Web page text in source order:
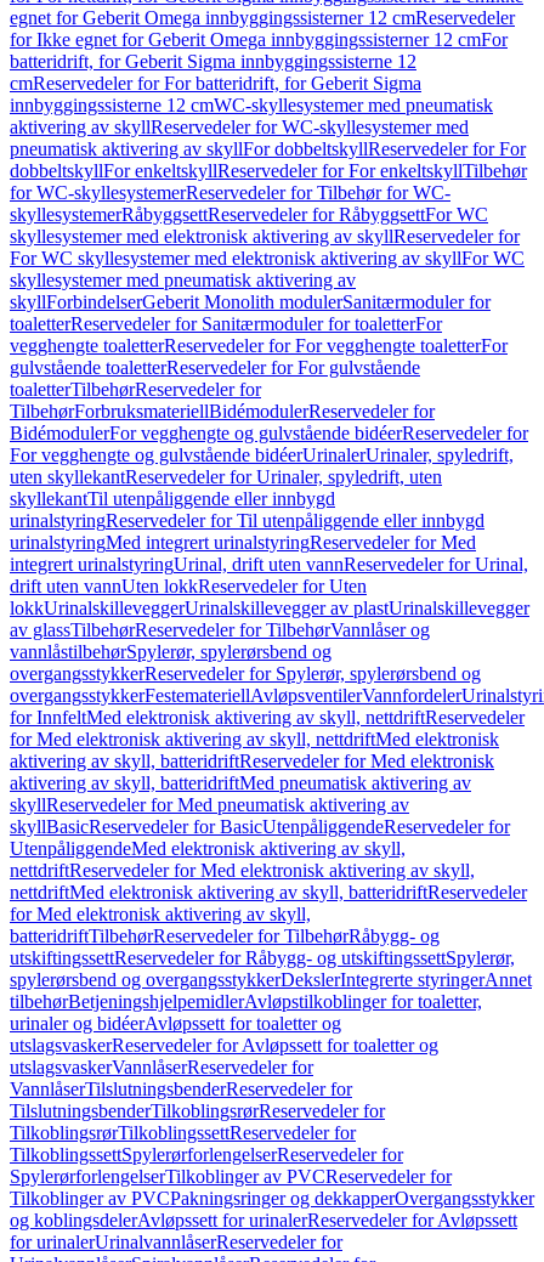
egnet for Geberit Omega innbyggingssisterner 12 cmReservedeler
for Ikke egnet for Geberit Omega innbyggingssisterner 12 cmFor
batteridrift, for Geberit Sigma innbyggingssisterne 12
cmReservedeler for For batteridrift, for Geberit Sigma
innbyggingssisterne 12 cmWC-skyllesystemer med pneumatisk
aktivering av skyllReservedeler for WC-skyllesystemer med
pneumatisk aktivering av skyllFor dobbeltskyllReservedeler for For
dobbeltskyllFor enkeltskyllReservedeler for For enkeltskyllTilbehør
for WC-skyllesystemerReservedeler for Tilbehør for WC-
skyllesystemerRåbyggsettReservedeler for RåbyggsettFor WC
skyllesystemer med elektronisk aktivering av skyllReservedeler for
For WC skyllesystemer med elektronisk aktivering av skyllFor WC
skyllesystemer med pneumatisk aktivering av
skyllForbindelserGeberit Monolith modulerSanitærmoduler for
toaletterReservedeler for Sanitærmoduler for toaletterFor
vegghengte toaletterReservedeler for For vegghengte toaletterFor
gulvstående toaletterReservedeler for For gulvstående
toaletterTilbehørReservedeler for
TilbehørForbruksmateriellBidémodulerReservedeler for
BidémodulerFor vegghengte og gulvstående bidéerReservedeler for
For vegghengte og gulvstående bidéerUrinalerUrinaler, spyledrift,
uten skyllekantReservedeler for Urinaler, spyledrift, uten
skyllekantTil utenpåliggende eller innbygd
urinalstyringReservedeler for Til utenpåliggende eller innbygd
urinalstyringMed integrert urinalstyringReservedeler for Med
integrert urinalstyringUrinal, drift uten vannReservedeler for Urinal,
drift uten vannUten lokkReservedeler for Uten
lokkUrinalskilleveggerUrinalskillevegger av plastUrinalskillevegger
av glassTilbehørReservedeler for TilbehørVannlåser og
vannlåstilbehørSpylerør, spylerørsbend og
overgangsstykkerReservedeler for Spylerør, spylerørsbend og
overgangsstykkerFestemateriellAvløpsventilerVannfordeler
for InnfeltMed elektronisk aktivering av skyll, nettdriftReservedeler
for Med elektronisk aktivering av skyll, nettdriftMed elektronisk
aktivering av skyll, batteridriftReservedeler for Med elektronisk
aktivering av skyll, batteridriftMed pneumatisk aktivering av
skyllReservedeler for Med pneumatisk aktivering av
skyllBasicReservedeler for BasicUtenpåliggendeReservedeler for
UtenpåliggendeMed elektronisk aktivering av skyll,
nettdriftReservedeler for Med elektronisk aktivering av skyll,
nettdriftMed elektronisk aktivering av skyll, batteridriftReservedeler
for Med elektronisk aktivering av skyll,
batteridriftTilbehørReservedeler for TilbehørRåbygg- og
utskiftingssettReservedeler for Råbygg- og utskiftingssettSpylerør,
spylerørsbend og overgangsstykkerDekslerIntegrerte styringerAnnet
tilbehørBetjeningshjelpemidlerAvløpstilkoblinger for toaletter,
urinaler og bidéerAvløpssett for toaletter og
utslagsvaskerReservedeler for Avløpssett for toaletter og
utslagsvaskerVannlåserReservedeler for
VannlåserTilslutningsbenderReservedeler for
TilslutningsbenderTilkoblingsrørReservedeler for
TilkoblingsrørTilkoblingssettReservedeler for
TilkoblingssettSpylerørforlengelserReservedeler for
SpylerørforlengelserTilkoblinger av PVCReservedeler for
Tilkoblinger av PVCPakningsringer og dekkapperOvergangsstykker
og koblingsdelerAvløpssett for urinalerReservedeler for Avløpssett
for urinalerUrinalvannlåserReservedeler for